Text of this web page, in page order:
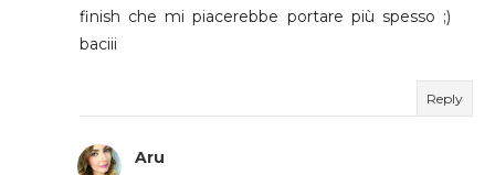
finish che mi piacerebbe portare più spesso ;)
baciii
Reply
Aru